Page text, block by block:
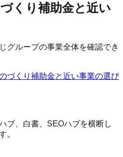
くり補助金と近い
グループの事業全体を確認でき
づくり補助金と近い事業の選び
ブ、白書、SEOハブを横断し
。